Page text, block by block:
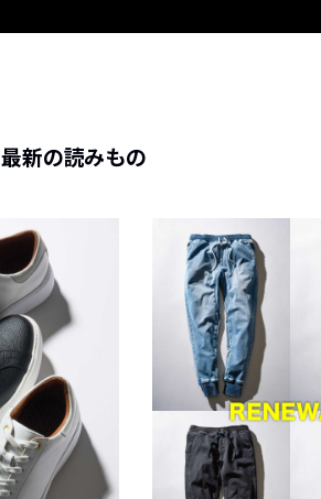
最新の読みもの